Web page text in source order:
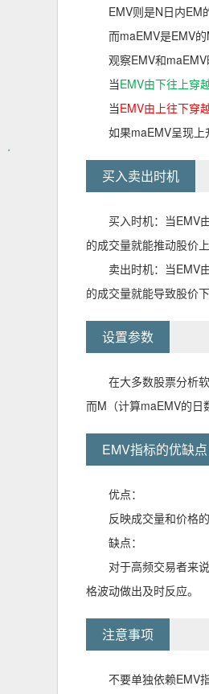
EMV则是N日内EM
而maEMV是EMV
观察EMV和maEMV
当EMV由下往上穿
当EMV由上往下穿
如果maEMV呈现上
买入卖出时机
买入时机：当EMV
的成交量就能推动股价
卖出时机：当EMV
的成交量就能导致股价
设置参数
在大多数股票分析
而M（计算maEMV的日
EMV指标的优缺点
优点：
反映成交量和价格
缺点：
对于高频交易者来
格波动做出及时反应。
注意事项
不要单独依赖EMV